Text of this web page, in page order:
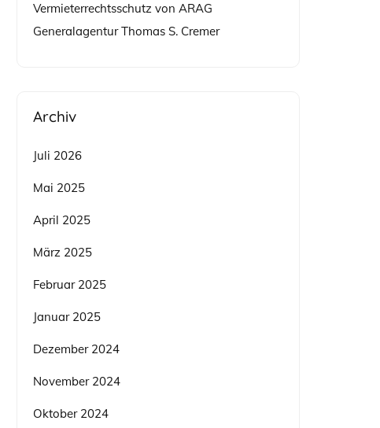
Vermieterrechtsschutz von ARAG
Generalagentur Thomas S. Cremer
Archiv
Juli 2026
Mai 2025
April 2025
März 2025
Februar 2025
Januar 2025
Dezember 2024
November 2024
Oktober 2024